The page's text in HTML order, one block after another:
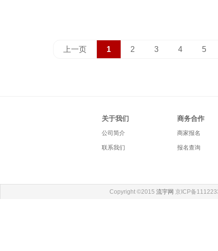
上一页 1 2 3 4 5
关于我们
公司简介
联系我们
商务合作
商家报名
报名查询
Copyright ©2015 流宇网 京ICP备